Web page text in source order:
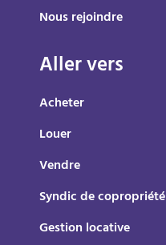
Nous rejoindre
Aller vers
Acheter
Louer
Vendre
Syndic de copropriété
Gestion locative